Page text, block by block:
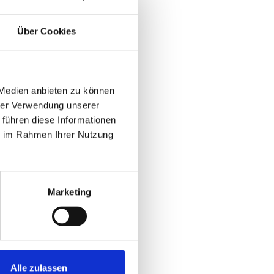
Über Cookies
anbieten zu können
Verwendung unserer
diese Informationen
Rahmen Ihrer Nutzung
Marketing
Alle zulassen